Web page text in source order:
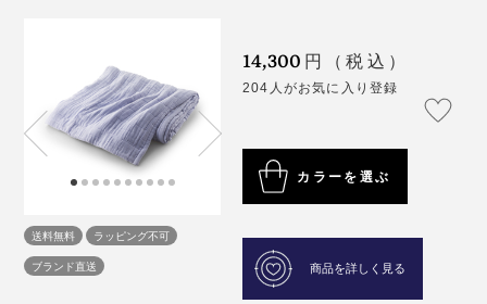
送料無料
ラッピング不可
ブランド直送
14,300 円（税込）
204人がお気に入り登録
カラーを選ぶ
商品を詳しく見る